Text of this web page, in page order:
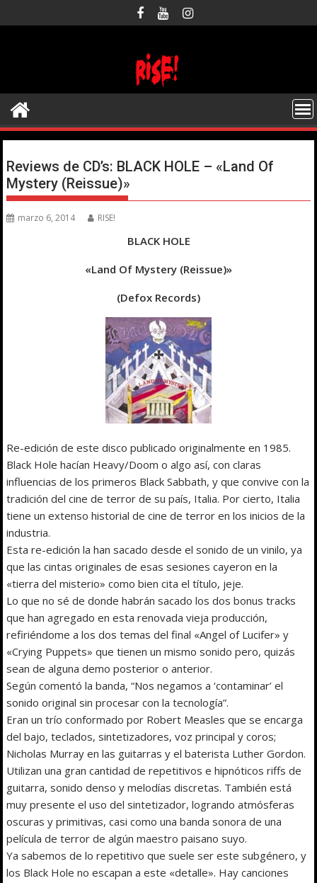
al
Reviews de CD’s: BLACK HOLE – «Land Of
Mystery (Reissue)»
marzo 6, 2014 RISE!
BLACK HOLE
«Land Of Mystery (Reissue)»
(Defox Records)
Re-edición de este disco publicado originalmente en 1985.
Black Hole hacían Heavy/Doom o algo así, con claras
influencias de los primeros Black Sabbath, y que convive con la
tradición del cine de terror de su país, Italia. Por cierto, Italia
tiene un extenso historial de cine de terror en los inicios de la
industria.
Esta re-edición la han sacado desde el sonido de un vinilo, ya
que las cintas originales de esas sesiones cayeron en la
«tierra del misterio» como bien cita el título, jeje.
Lo que no sé de donde habrán sacado los dos bonus tracks
que han agregado en esta renovada vieja producción,
refiriéndome a los dos temas del final «Angel of Lucifer» y
«Crying Puppets» que tienen un mismo sonido pero, quizás
sean de alguna demo posterior o anterior.
Según comentó la banda, “Nos negamos a ‘contaminar’ el
sonido original sin procesar con la tecnología”.
Eran un trío conformado por Robert Measles que se encarga
del bajo, teclados, sintetizadores, voz principal y coros;
Nicholas Murray en las guitarras y el baterista Luther Gordon.
Utilizan una gran cantidad de repetitivos e hipnóticos riffs de
guitarra, sonido denso y melodías discretas. También está
muy presente el uso del sintetizador, logrando atmósferas
oscuras y primitivas, casi como una banda sonora de una
película de terror de algún maestro paisano suyo.
Ya sabemos de lo repetitivo que suele ser este subgénero, y
los Black Hole no escapan a este «detalle». Hay canciones